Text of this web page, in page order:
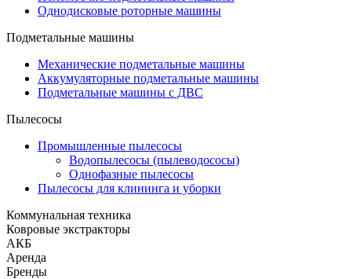
Однодисковые роторные машины
Подметальные машины
Механические подметальные машины
Аккумуляторные подметальные машины
Подметальные машины с ДВС
Пылесосы
Промышленные пылесосы
Водопылесосы (пылеводососы)
Однофазные пылесосы
Пылесосы для клининга и уборки
Коммунальная техника
Ковровые экстракторы
АКБ
Аренда
Бренды